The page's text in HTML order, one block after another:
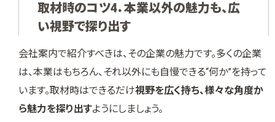
取材時のコツ4．本業以外の魅力も、広
い視野で探り出す
会社案内で紹介すべきは、その企業の魅力です。多くの企業
は、本業はもちろん、それ以外にも自慢できる“何か”を持って
います。取材時はできるだけ視野を広く持ち、様々な角度か
ら魅力を探り出すようにしましょう。